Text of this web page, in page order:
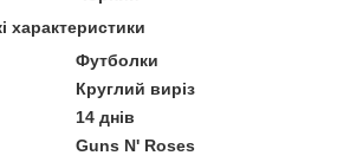
характеристики
Футболки
Круглий виріз
14 днів
Guns N' Roses